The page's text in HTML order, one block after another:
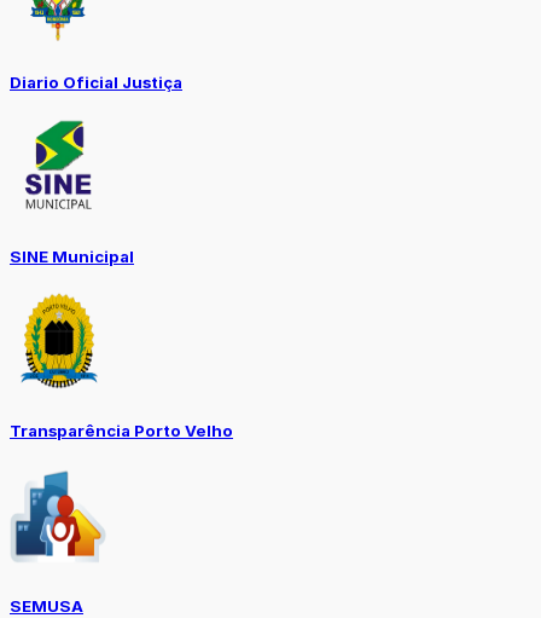
Diario Oficial Justiça
SINE Municipal
Transparência Porto Velho
SEMUSA